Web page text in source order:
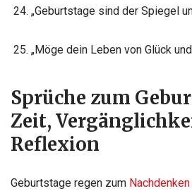
„Geburtstage sind der Spiegel
„Möge dein Leben von Glück
Sprüche zum
Zeit,
Reflexion
Geburtstage regen zum